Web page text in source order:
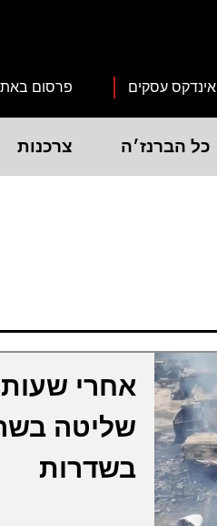
אינדקס עסקים פרסום
כל הברנז׳ה צרכנות
אחרי
שליטה
בשדרות